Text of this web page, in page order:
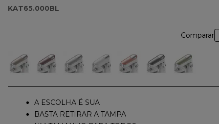
KAT65.000BL
Comparar
A ESCOLHA É SUA
BASTA RETIRAR A TAMPA